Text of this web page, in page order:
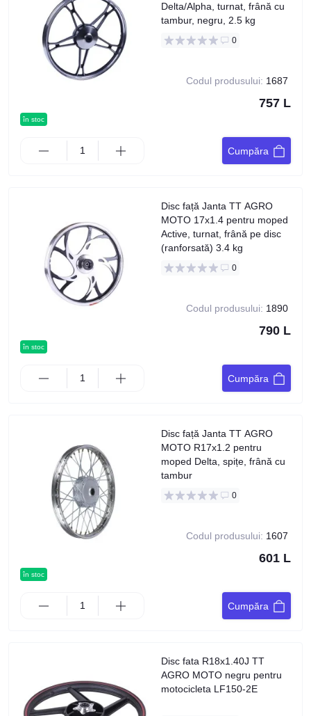
în stoc
Delta/Alpha, turnat, frână cu
tambur, negru, 2.5 kg
0
Codul produsului: 1687
757 L
Cumpăra
în stoc
Disc față Janta TT AGRO
MOTO 17x1.4 pentru moped
Active, turnat, frână pe disc
(ranforsată) 3.4 kg
0
Codul produsului: 1890
790 L
Cumpăra
în stoc
Disc față Janta TT AGRO
MOTO R17x1.2 pentru
moped Delta, spițe, frână cu
tambur
0
Codul produsului: 1607
601 L
Cumpăra
Disc fata R18x1.40J TT
AGRO MOTO negru pentru
motocicleta LF150-2E